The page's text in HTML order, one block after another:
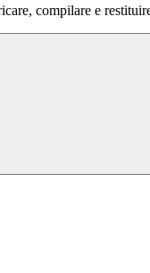
compilare e